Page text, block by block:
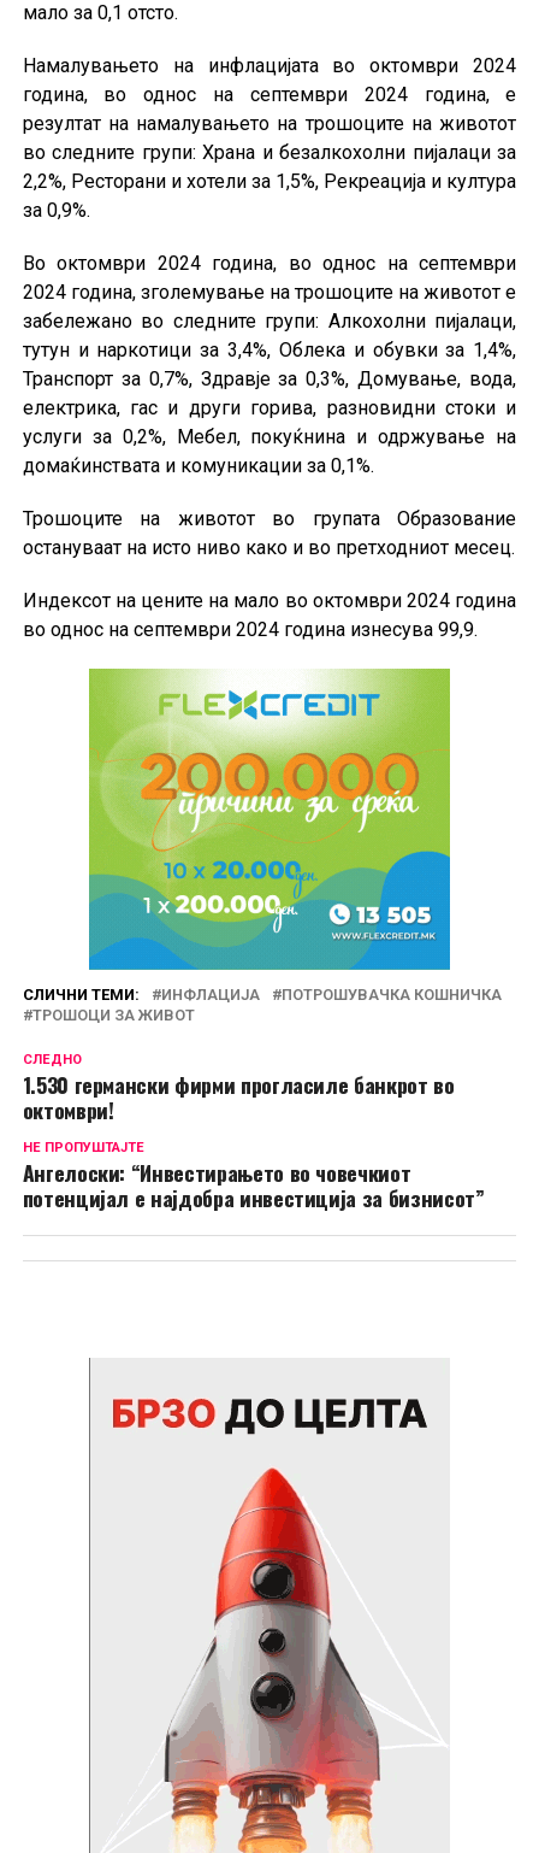
мало за 0,1 отсто.
Намалувањето на инфлацијата во октомври 2024
година, во однос на септември 2024 година, е
резултат на намалувањето на трошоците на животот
во следните групи: Храна и безалкохолни пијалаци за
2,2%, Ресторани и хотели за 1,5%, Рекреација и култура
за 0,9%.
Во октомври 2024 година, во однос на септември
2024 година, зголемување на трошоците на животот е
забележано во следните групи: Алкохолни пијалаци,
тутун и наркотици за 3,4%, Облека и обувки за 1,4%,
Транспорт за 0,7%, Здравје за 0,3%, Домување, вода,
електрика, гас и други горива, разновидни стоки и
услуги за 0,2%, Мебел, покуќнина и одржување на
домаќинствата и комуникации за 0,1%.
Трошоците на животот во групата Образование
остануваат на исто ниво како и во претходниот месец.
Индексот на цените на мало во октомври 2024 година
во однос на септември 2024 година изнесува 99,9.
СЛИЧНИ ТЕМИ: ИНФЛАЦИЈА
ПОТРОШУВАЧКА КОШНИЧКА
ТРОШОЦИ ЗА ЖИВОТ
СЛЕДНО
1.530 германски фирми прогласиле банкрот во
октомври!
НЕ ПРОПУШТАЈТЕ
Ангелоски: “Инвестирањето во човечкиот
потенцијал е најдобра инвестиција за бизнисот”